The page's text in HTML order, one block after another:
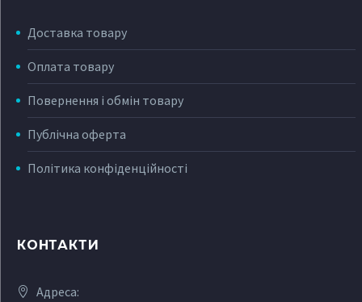
Доставка товару
Оплата товару
Повернення і обмін товару
Публічна оферта
Політика конфіденційності
КОНТАКТИ
Адреса: